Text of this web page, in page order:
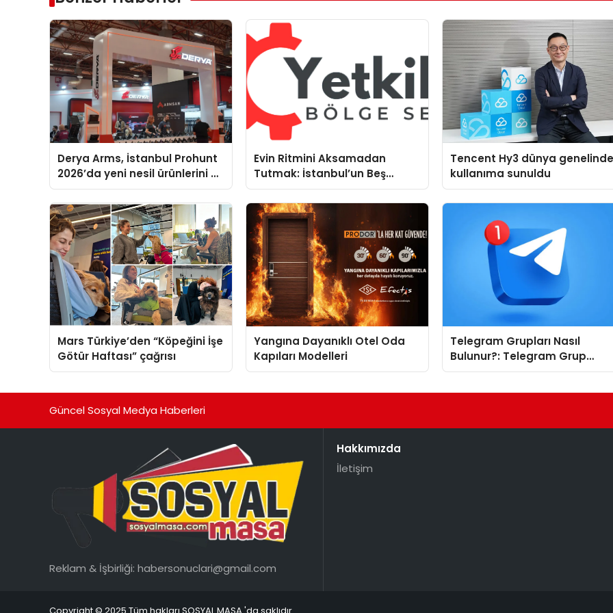
Derya Arms, İstanbul Prohunt
2026’da yeni nesil ürünlerini ve
global marka vizyonunu
sergiledi
Evin Ritmini Aksamadan
Tutmak: İstanbul’un Beş
Yoğun Semtinde Samimi Bir
Teknik Servis Hikayesi
Tencent Hy3 dünya
kullanıma sunuldu
Mars Türkiye’den “Köpeğini İşe
Götür Haftası” çağrısı
Yangına Dayanıklı Otel Oda
Kapıları Modelleri
Telegram Grupları Nasıl
Bulunur?: Telegram Grup
Tanıtımı İçin Kategori Seçimi
Güncel Sosyal Medya Haberleri
Reklam & İşbirliği: habersonuclari@gmail.com
Hakkımızda
İletişim